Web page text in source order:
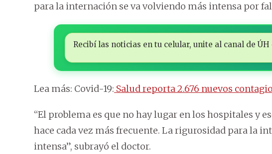
para la internación se va volviendo más intensa por
Recibí las noticias en tu celular, unite al canal de ÚH
Lea más: Covid-19: Salud reporta 2.676 nuevos
“El problema es que no hay lugar en los hospitales y
hace cada vez más frecuente. La rigurosidad para la
intensa”, subrayó el doctor.